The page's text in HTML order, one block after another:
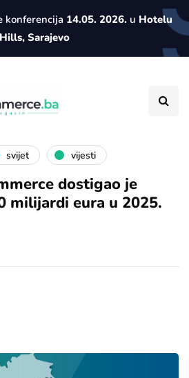
konferencija 14.05. 2026.u Hotelu
Hills, Sarajevo
svijet vijesti
dostigao je
milijardi eura u 2025.